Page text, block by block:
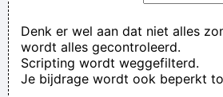
Denk er wel aan dat niet alles
wordt alles gecontroleerd.
Scripting wordt weggefilterd.
Je bijdrage wordt ook beperkt